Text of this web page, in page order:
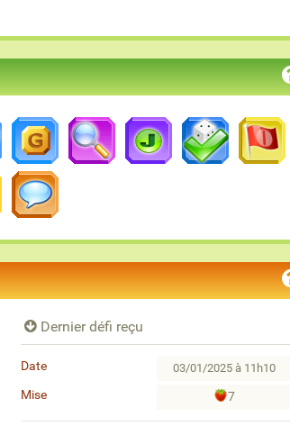
Dernier défi reçu
Date 03/01/2025 à 11h10
Mise 7